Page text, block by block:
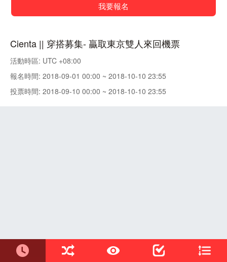
我要報名
Cienta || 穿搭募集- 贏取東京雙人來回機票
活動時區: UTC +08:00
報名時間: 2018-09-01 00:00 ~ 2018-10-10 23:55
投票時間: 2018-09-10 00:00 ~ 2018-10-10 23:55